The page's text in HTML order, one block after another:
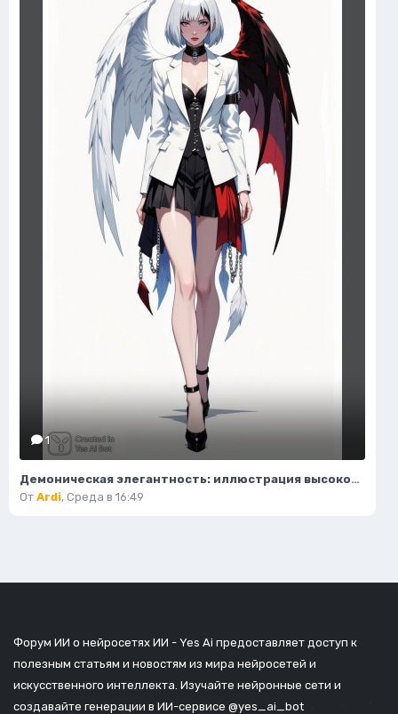
1
Демоническая элегантность: иллюстрация высокой моды в стиле фэнтези. Нейросеть Flux.1
От Ardi, Среда в 16:49
Форум ИИ о нейросетях ИИ - Yes Ai предоставляет доступ к
полезным статьям и новостям из мира нейросетей и
искусственного интеллекта. Изучайте нейронные сети и
создавайте генерации в ИИ-сервисе @yes_ai_bot